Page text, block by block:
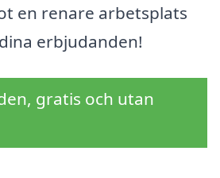
en renare arbetsplats
erbjudanden!
gratis och utan